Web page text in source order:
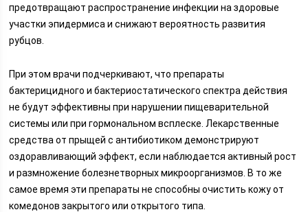
предотвращают распространение инфекции на здоровые
участки эпидермиса и снижают вероятность развития
рубцов.
При этом врачи подчеркивают, что препараты
бактерицидного и бактериостатического спектра действия
не будут эффективны при нарушении пищеварительной
системы или при гормональном всплеске. Лекарственные
средства от прыщей с антибиотиком демонстрируют
оздоравливающий эффект, если наблюдается активный рост
и размножение болезнетворных микроорганизмов. В то же
самое время эти препараты не способны очистить кожу от
комедонов закрытого или открытого типа.